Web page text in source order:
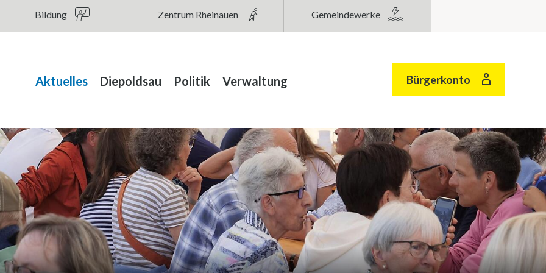
Bildung Zentrum Rheinauen Gemeindewerke
Hauptnavigation
Aktuelles Diepoldsau Politik Verwaltung Bürgerkonto